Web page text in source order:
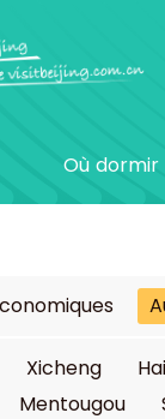
Où dormir
Xicheng
Mentougou